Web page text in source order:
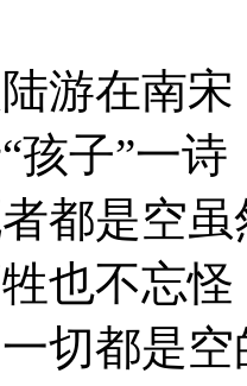
游在南
孩子”一
都是空
也不忘怪
切都是